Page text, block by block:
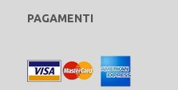
PAGAMENTI